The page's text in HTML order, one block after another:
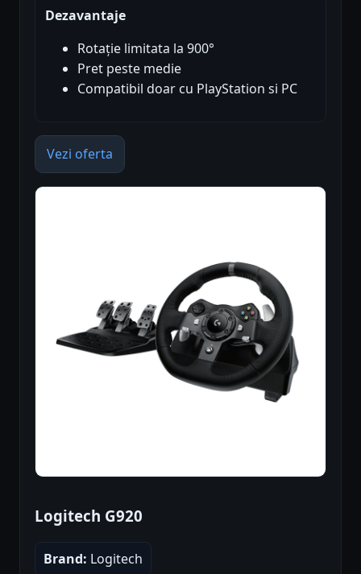
Dezavantaje
Rotație limitata la 900°
Pret peste medie
Compatibil doar cu PlayStation si PC
Vezi oferta
Logitech G920
Brand: Logitech